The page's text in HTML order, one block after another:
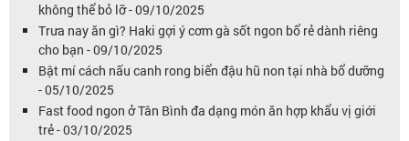
không thể bỏ lỡ - 09/10/2025
Trưa nay ăn gì? Haki gợi ý cơm gà sốt ngon bổ rẻ dành riêng
cho bạn - 09/10/2025
Bật mí cách nấu canh rong biển đậu hũ non tại nhà bổ dưỡng
- 05/10/2025
Fast food ngon ở Tân Bình đa dạng món ăn hợp khẩu vị giới
trẻ - 03/10/2025